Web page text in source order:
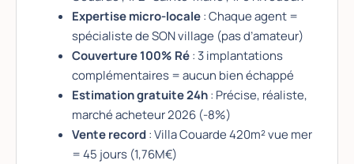
Expertise micro-locale: Chaque agent =
spécialiste de SON village (pas d’amateur)
Couverture 100% Ré: 3 implantations
complémentaires = aucun bien échappé
Estimation gratuite 24h: Précise, réaliste,
marché acheteur 2026 (-8%)
Vente record: Villa Couarde 420m² vue mer
= 45 jours (1,76M€)